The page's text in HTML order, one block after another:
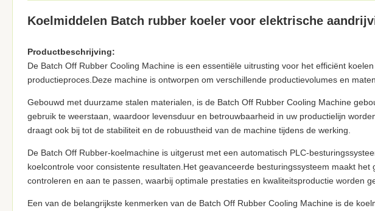
Koelmiddelen Batch rubber koeler voor elektrische
Productbeschrijving:
De Batch Off Rubber Cooling Machine is een essentiële uitrusting voor het efficiënt
productieproces.Deze machine is ontworpen om verschillende productievolumes en
Gebouwd met duurzame stalen materialen, is de Batch Off Rubber Cooling Machine
gebruik te weerstaan, waardoor levensduur en betrouwbaarheid in uw productielijn
draagt ook bij tot de stabiliteit en de robuustheid van de machine tijdens de werking.
De Batch Off Rubber-koelmachine is uitgerust met een automatisch PLC-
koelcontrole voor consistente resultaten.Het geavanceerde besturingssysteem maakt
controleren en aan te passen, waarbij optimale prestaties en kwaliteitsproductie worden
Een van de belangrijkste kenmerken van de Batch Off Rubber Cooling Machine is de